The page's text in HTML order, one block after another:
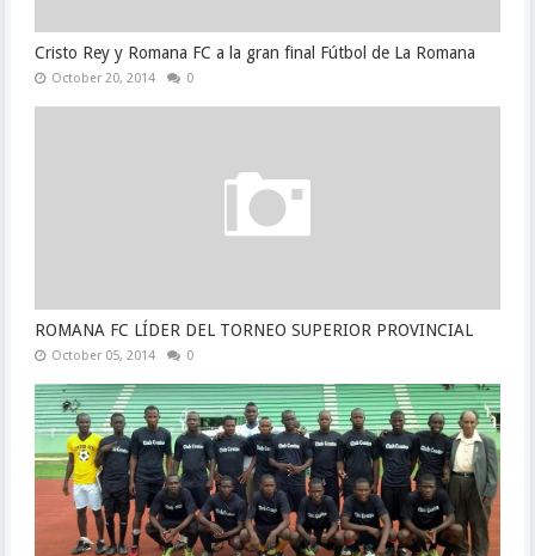
Cristo Rey y Romana FC a la gran final Fútbol de La Romana
October 20, 2014 0
ROMANA FC LÍDER DEL TORNEO SUPERIOR PROVINCIAL
October 05, 2014 0